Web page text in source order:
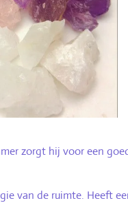
zorgt hij voor een
van de ruimte. Heeft